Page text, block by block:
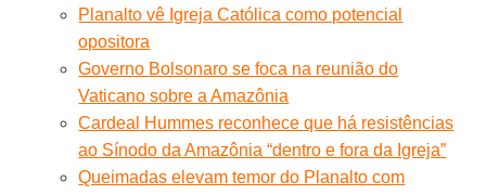
Planalto vê Igreja Católica como potencial
opositora
Governo Bolsonaro se foca na reunião do
Vaticano sobre a Amazônia
Cardeal Hummes reconhece que há resistências
ao Sínodo da Amazônia “dentro e fora da Igreja”
Queimadas elevam temor do Planalto com